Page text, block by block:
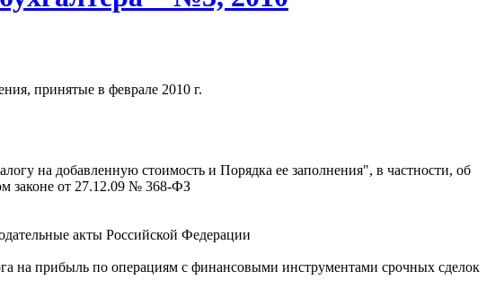
принятые в феврале 2010 г.
на добавленную стоимость и Порядка ее заполнения", в частности, об
законе от 27.12.09 № 368-ФЗ
акты Российской Федерации
на прибыль по операциям с финансовыми инструментами срочных сделок